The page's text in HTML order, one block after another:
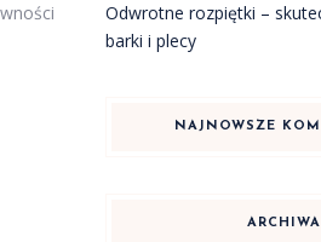
Odwrotne rozpiętki –
barki i plecy
NAJNOWSZE
ARCHIWA